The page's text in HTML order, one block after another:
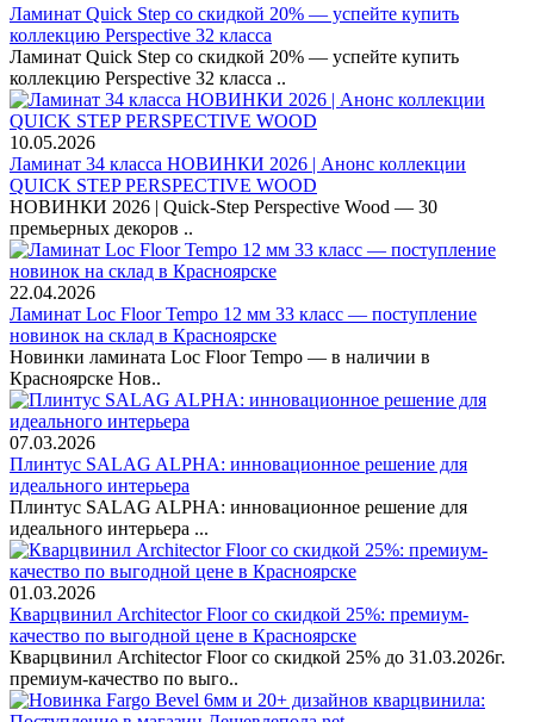
Ламинат Quick Step со скидкой 20% — успейте купить
коллекцию Perspective 32 класса
Ламинат Quick Step со скидкой 20% — успейте купить
коллекцию Perspective 32 класса ..
10.05.2026
Ламинат 34 класса НОВИНКИ 2026 | Анонс коллекции
QUICK STEP PERSPECTIVE WOOD
НОВИНКИ 2026 | Quick-Step Perspective Wood — 30
премьерных декоров ..
22.04.2026
Ламинат Loc Floor Tempo 12 мм 33 класс — поступление
новинок на склад в Красноярске
Новинки ламината Loc Floor Tempo — в наличии в
Красноярске Нов..
07.03.2026
Плинтус SALAG ALPHA: инновационное решение для
идеального интерьера
Плинтус SALAG ALPHA: инновационное решение для
идеального интерьера ...
01.03.2026
Кварцвинил Architector Floor со скидкой 25%: премиум-
качество по выгодной цене в Красноярске
Кварцвинил Architector Floor со скидкой 25% до 31.03.2026г.
премиум-качество по выго..